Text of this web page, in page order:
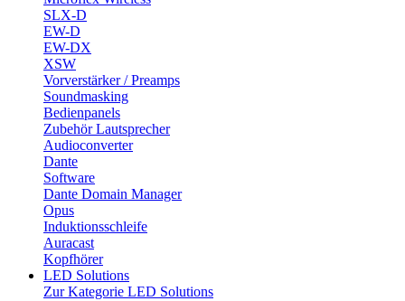
SLX-D
EW-D
EW-DX
XSW
Vorverstärker / Preamps
Soundmasking
Bedienpanels
Zubehör Lautsprecher
Audioconverter
Dante
Software
Dante Domain Manager
Opus
Induktionsschleife
Auracast
Kopfhörer
LED Solutions
Zur Kategorie LED Solutions